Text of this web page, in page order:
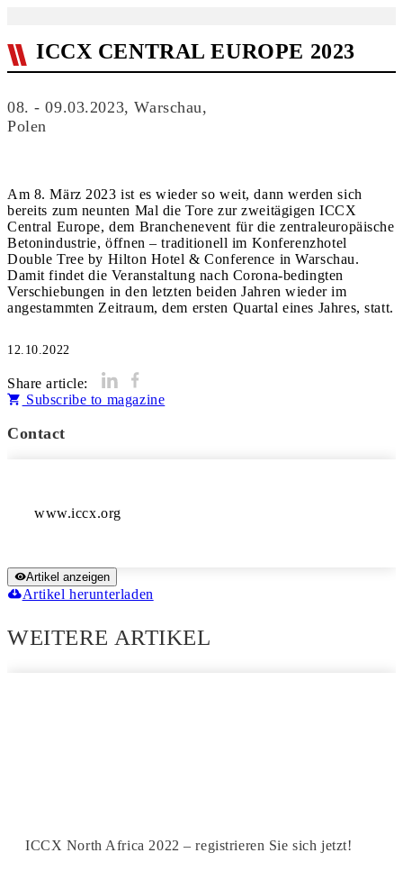
ICCX CENTRAL EUROPE 2023
08. - 09.03.2023, Warschau,
Polen
Am 8. März 2023 ist es wieder so weit, dann werden sich
bereits zum neunten Mal die Tore zur zweitägigen ICCX
Central Europe, dem Branchenevent für die zentraleuropäische
Betonindustrie, öffnen – traditionell im Konferenzhotel
Double Tree by Hilton Hotel & Conference in Warschau.
Damit findet die Veranstaltung nach Corona-bedingten
Verschiebungen in den letzten beiden Jahren wieder im
angestammten Zeitraum, dem ersten Quartal eines Jahres, statt.
12.10.2022
Share article:
Subscribe to magazine
Contact
www.iccx.org
Artikel anzeigen
Artikel herunterladen
WEITERE ARTIKEL
ICCX North Africa 2022 – registrieren Sie sich jetzt!